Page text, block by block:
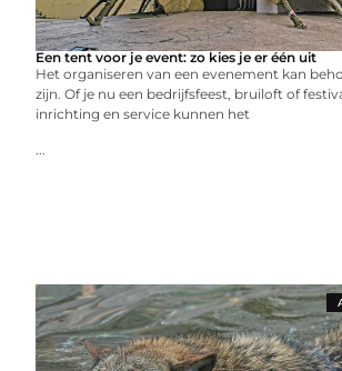
Een tent voor je event: zo kies je er één uit
Het organiseren van een evenement kan
zijn. Of je nu een bedrijfsfeest, bruiloft of
inrichting en service kunnen het
...